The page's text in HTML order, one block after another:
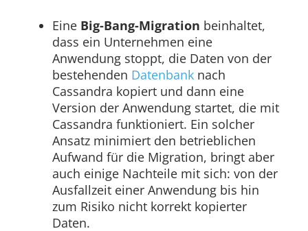
Eine Big-Bang-Migration beinhaltet,
dass ein Unternehmen eine
Anwendung stoppt, die Daten von der
bestehenden Datenbanknach
Cassandra kopiert und dann eine
Version der Anwendung startet, die mit
Cassandra funktioniert. Ein solcher
Ansatz minimiert den betrieblichen
Aufwand für die Migration, bringt aber
auch einige Nachteile mit sich: von der
Ausfallzeit einer Anwendung bis hin
zum Risiko nicht korrekt kopierter
Daten.